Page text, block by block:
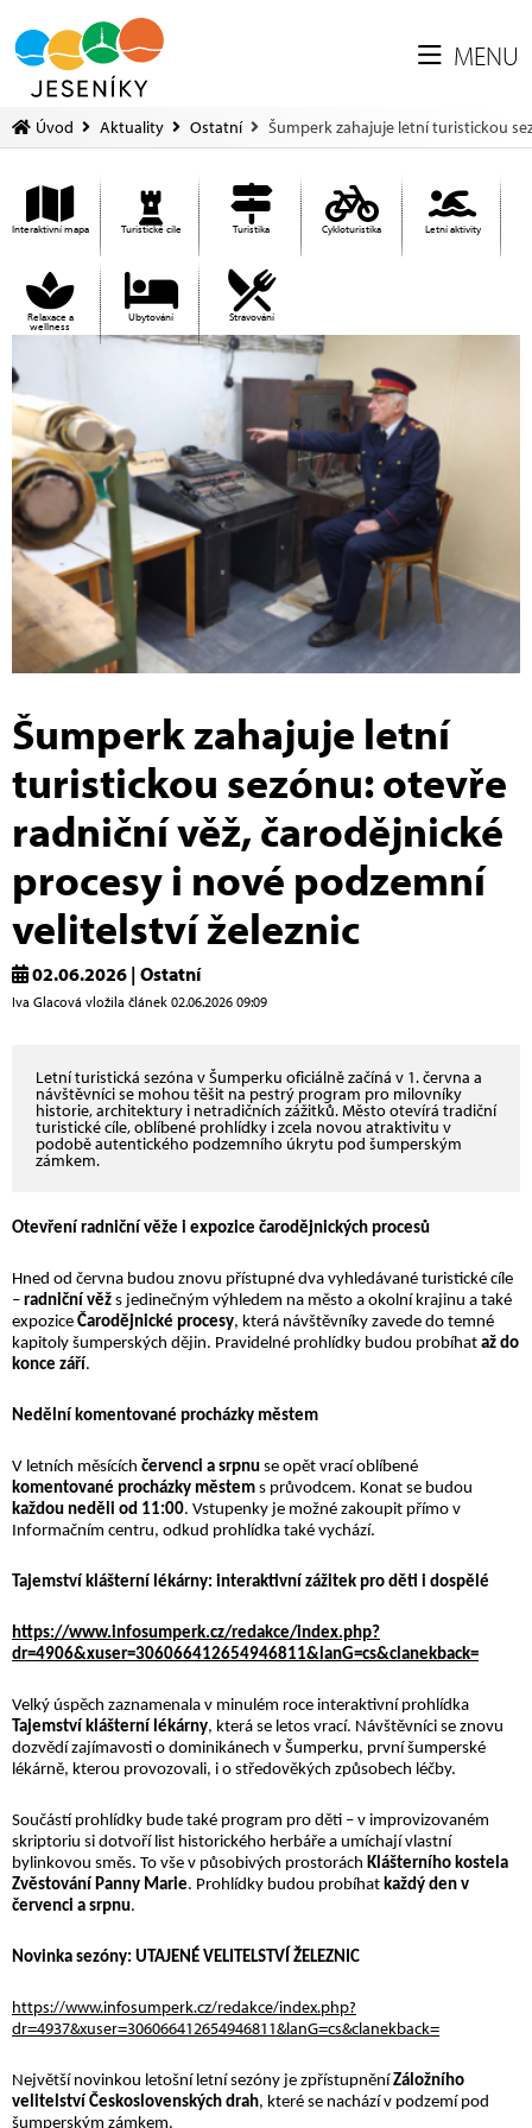
MENU
Úvod Aktuality Ostatní Šumperk zahajuje letní turistickou
Interaktivní mapa Turistické cíle Turistika Cykloturistika Letní aktivity
Relaxace a
wellness
Ubytování Stravování
Šumperk zahajuje letní
turistickou sezónu: otevře
radniční věž, čarodějnické
procesy i nové podzemní
velitelství železnic
02.06.2026 | Ostatní
Iva Glacová vložila článek 02.06.2026 09:09
Letní turistická sezóna v Šumperku oficiálně začíná v 1. června a
návštěvníci se mohou těšit na pestrý program pro milovníky
historie, architektury i netradičních zážitků. Město otevírá tradiční
turistické cíle, oblíbené prohlídky i zcela novou atraktivitu v
podobě autentického podzemního úkrytu pod šumperským
zámkem.
Otevření radniční věže i expozice čarodějnických procesů
Hned od června budou znovu přístupné dva vyhledávané turistické cíle
– radniční věž s jedinečným výhledem na město a okolní krajinu a také
expozice Čarodějnické procesy, která návštěvníky zavede do temné
kapitoly šumperských dějin. Pravidelné prohlídky budou probíhat až do
konce září.
Nedělní komentované procházky městem
V letních měsících červenci a srpnu se opět vrací oblíbené
komentované procházky městem s průvodcem. Konat se budou
každou neděli od 11:00. Vstupenky je možné zakoupit přímo v
Informačním centru, odkud prohlídka také vychází.
Tajemství klášterní lékárny: interaktivní zážitek pro děti i dospělé
https://www.infosumperk.cz/redakce/index.php?
dr=4906&xuser=306066412654946811&lanG=cs&clanekback=
Velký úspěch zaznamenala v minulém roce interaktivní prohlídka
Tajemství klášterní lékárny, která se letos vrací. Návštěvníci se znovu
dozvědí zajímavosti o dominikánech v Šumperku, první šumperské
lékárně, kterou provozovali, i o středověkých způsobech léčby.
Součástí prohlídky bude také program pro děti – v improvizovaném
skriptoriu si dotvoří list historického herbáře a umíchají vlastní
bylinkovou směs. To vše v působivých prostorách Klášterního kostela
Zvěstování Panny Marie. Prohlídky budou probíhat každý den v
červenci a srpnu.
Novinka sezóny: UTAJENÉ VELITELSTVÍ ŽELEZNIC
https://www.infosumperk.cz/redakce/index.php?
dr=4937&xuser=306066412654946811&lanG=cs&clanekback=
Největší novinkou letošní letní sezóny je zpřístupnění Záložního
velitelství Československých drah, které se nachází v podzemí pod
šumperským zámkem.